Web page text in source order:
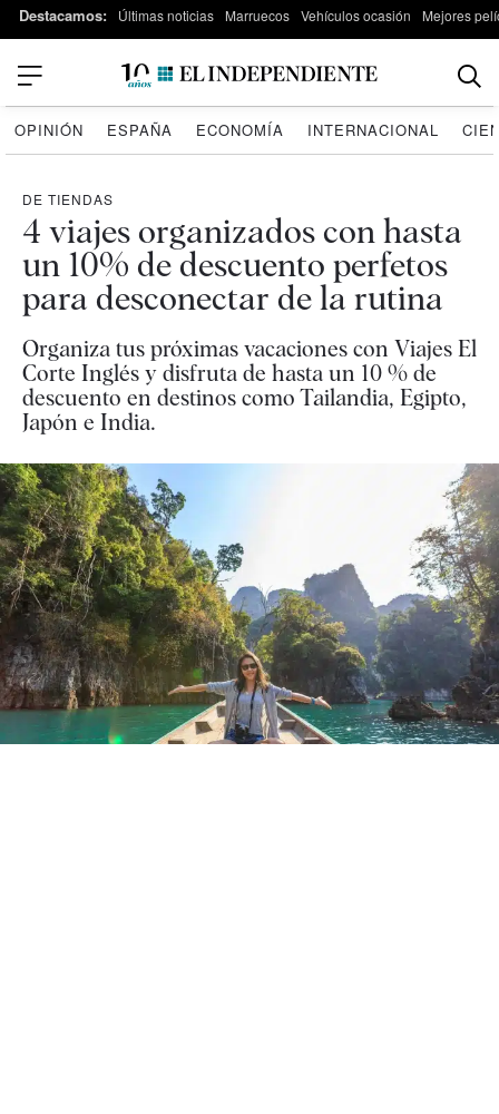
Destacamos: Últimas noticias Marruecos Vehículos ocasión Mejores
OPINIÓN ESPAÑA ECONOMÍA INTERNACIONAL
DE TIENDAS
4 viajes organizados con hasta
un 10% de descuento perfetos
para desconectar de la rutina
Organiza tus próximas vacaciones con Viajes El
Corte Inglés y disfruta de hasta un 10 % de
descuento en destinos como Tailandia, Egipto,
Japón e India.